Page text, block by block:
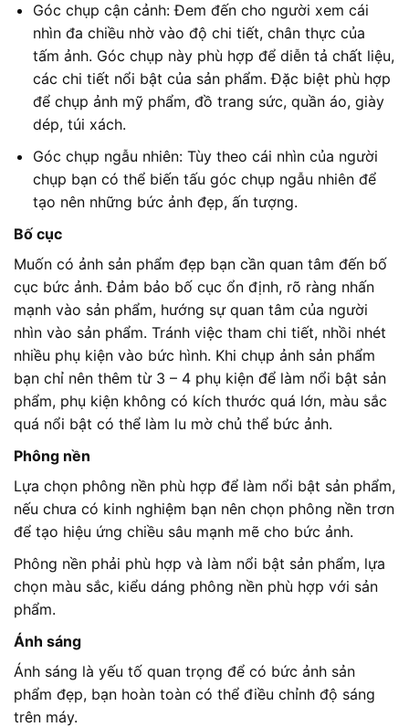
Góc chụp cận cảnh: Đem đến cho người xem cái
nhìn đa chiều nhờ vào độ chi tiết, chân thực của
tấm ảnh. Góc chụp này phù hợp để diễn tả chất liệu,
các chi tiết nổi bật của sản phẩm. Đặc biệt phù hợp
để chụp ảnh mỹ phẩm, đồ trang sức, quần áo, giày
dép, túi xách.
Góc chụp ngẫu nhiên: Tùy theo cái nhìn của người
chụp bạn có thể biến tấu góc chụp ngẫu nhiên để
tạo nên những bức ảnh đẹp, ấn tượng.
Bố cục
Muốn có ảnh sản phẩm đẹp bạn cần quan tâm đến bố
cục bức ảnh. Đảm bảo bố cục ổn định, rõ ràng nhấn
mạnh vào sản phẩm, hướng sự quan tâm của người
nhìn vào sản phẩm. Tránh việc tham chi tiết, nhồi nhét
nhiều phụ kiện vào bức hình. Khi chụp ảnh sản phẩm
bạn chỉ nên thêm từ 3 – 4 phụ kiện để làm nổi bật sản
phẩm, phụ kiện không có kích thước quá lớn, màu sắc
quá nổi bật có thể làm lu mờ chủ thể bức ảnh.
Phông nền
Lựa chọn phông nền phù hợp để làm nổi bật sản phẩm,
nếu chưa có kinh nghiệm bạn nên chọn phông nền trơn
để tạo hiệu ứng chiều sâu mạnh mẽ cho bức ảnh.
Phông nền phải phù hợp và làm nổi bật sản phẩm, lựa
chọn màu sắc, kiểu dáng phông nền phù hợp với sản
phẩm.
Ánh sáng
Ánh sáng là yếu tố quan trọng để có bức ảnh sản
phẩm đẹp, bạn hoàn toàn có thể điều chỉnh độ sáng
trên máy.